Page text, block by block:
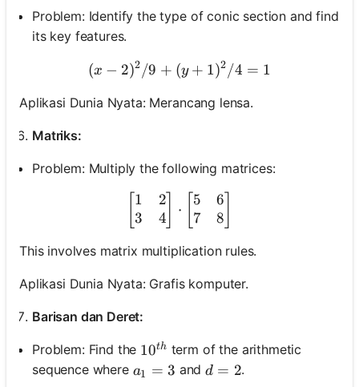
Ajukan
Problem: Identify the type of conic section and find
its key features.
(x-2)^2 / 9 + (y+1)^2 / 4
(x − 2)2 /9 + (y + 1)2/4 = 1
Aplikasi Dunia Nyata: Merancang lensa.
Matriks:
Problem: Multiply the following matrices:
\begin{bmatrix} 1 & 2
1
3
2
4
⋅
5
7
6
8
This involves matrix multiplication rules.
Aplikasi Dunia Nyata: Grafis komputer.
Barisan dan Deret:
Problem: Find the 10^{th}
10th term of the arithmetic
sequence where a_1 = 3
a1 = 3 andd = 2
d = 2.